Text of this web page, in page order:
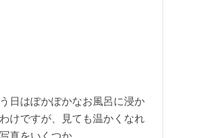
日はぽかぽかなお風呂に浸か
けですが、見ても温かくなれ
真をいくつか。